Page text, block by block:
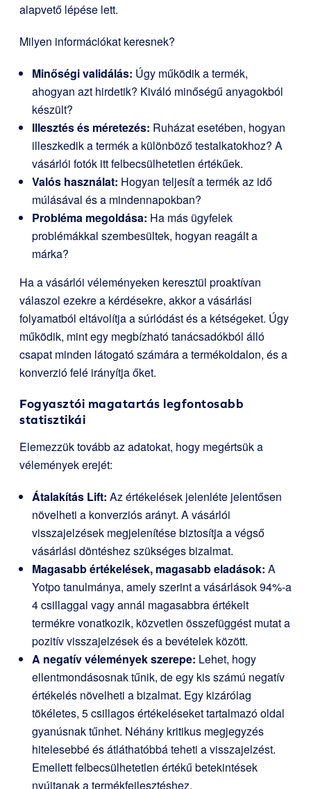
alapvető lépése lett.
Milyen információkat keresnek?
Minőségi validálás: Úgy működik a termék,
ahogyan azt hirdetik? Kiváló minőségű anyagokból
készült?
Illesztés és méretezés: Ruházat esetében, hogyan
illeszkedik a termék a különböző testalkatokhoz? A
vásárlói fotók itt felbecsülhetetlen értékűek.
Valós használat: Hogyan teljesít a termék az idő
múlásával és a mindennapokban?
Probléma megoldása: Ha más ügyfelek
problémákkal szembesültek, hogyan reagált a
márka?
Ha a vásárlói véleményeken keresztül proaktívan
válaszol ezekre a kérdésekre, akkor a vásárlási
folyamatból eltávolítja a súrlódást és a kétségeket. Úgy
működik, mint egy megbízható tanácsadókból álló
csapat minden látogató számára a termékoldalon, és a
konverzió felé irányítja őket.
Fogyasztói magatartás legfontosabb
statisztikái
Elemezzük tovább az adatokat, hogy megértsük a
vélemények erejét:
Átalakítás Lift: Az értékelések jelenléte jelentősen
növelheti a konverziós arányt. A vásárlói
visszajelzések megjelenítése biztosítja a végső
vásárlási döntéshez szükséges bizalmat.
Magasabb értékelések, magasabb eladások: A
Yotpo tanulmánya, amely szerint a vásárlások 94%-a
4 csillaggal vagy annál magasabbra értékelt
termékre vonatkozik, közvetlen összefüggést mutat a
pozitív visszajelzések és a bevételek között.
A negatív vélemények szerepe: Lehet, hogy
ellentmondásosnak tűnik, de egy kis számú negatív
értékelés növelheti a bizalmat. Egy kizárólag
tökéletes, 5 csillagos értékeléseket tartalmazó oldal
gyanúsnak tűnhet. Néhány kritikus megjegyzés
hitelesebbé és átláthatóbbá teheti a visszajelzést.
Emellett felbecsülhetetlen értékű betekintések
nyújtanak a termékfejlesztéshez.